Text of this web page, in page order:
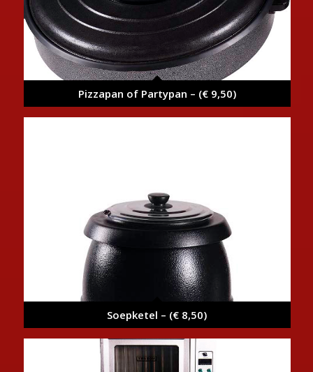
Pizzapan of Partypan – (€ 9,50)
Soepketel – (€ 8,50)